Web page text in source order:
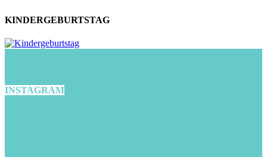
KINDERGEBURTSTAG
INSTAGRAM